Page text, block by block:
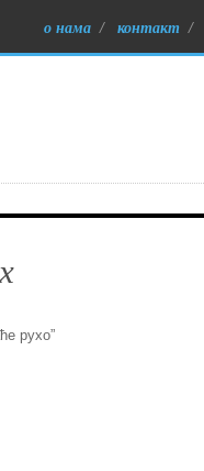
о нама / контакт /
рухо”